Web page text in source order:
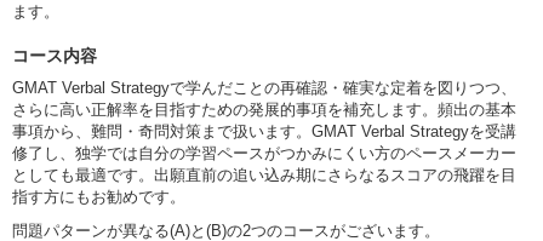
ます。
コース内容
GMAT Verbal Strategyで学んだことの再確認・確実な定着を図りつつ、
さらに高い正解率を目指すための発展的事項を補充します。頻出の基本
事項から、難問・奇問対策まで扱います。GMAT Verbal Strategyを受講
修了し、独学では自分の学習ペースがつかみにくい方のペースメーカー
としても最適です。出願直前の追い込み期にさらなるスコアの飛躍を目
指す方にもお勧めです。
問題パターンが異なる(A)と(B)の2つのコースがございます。